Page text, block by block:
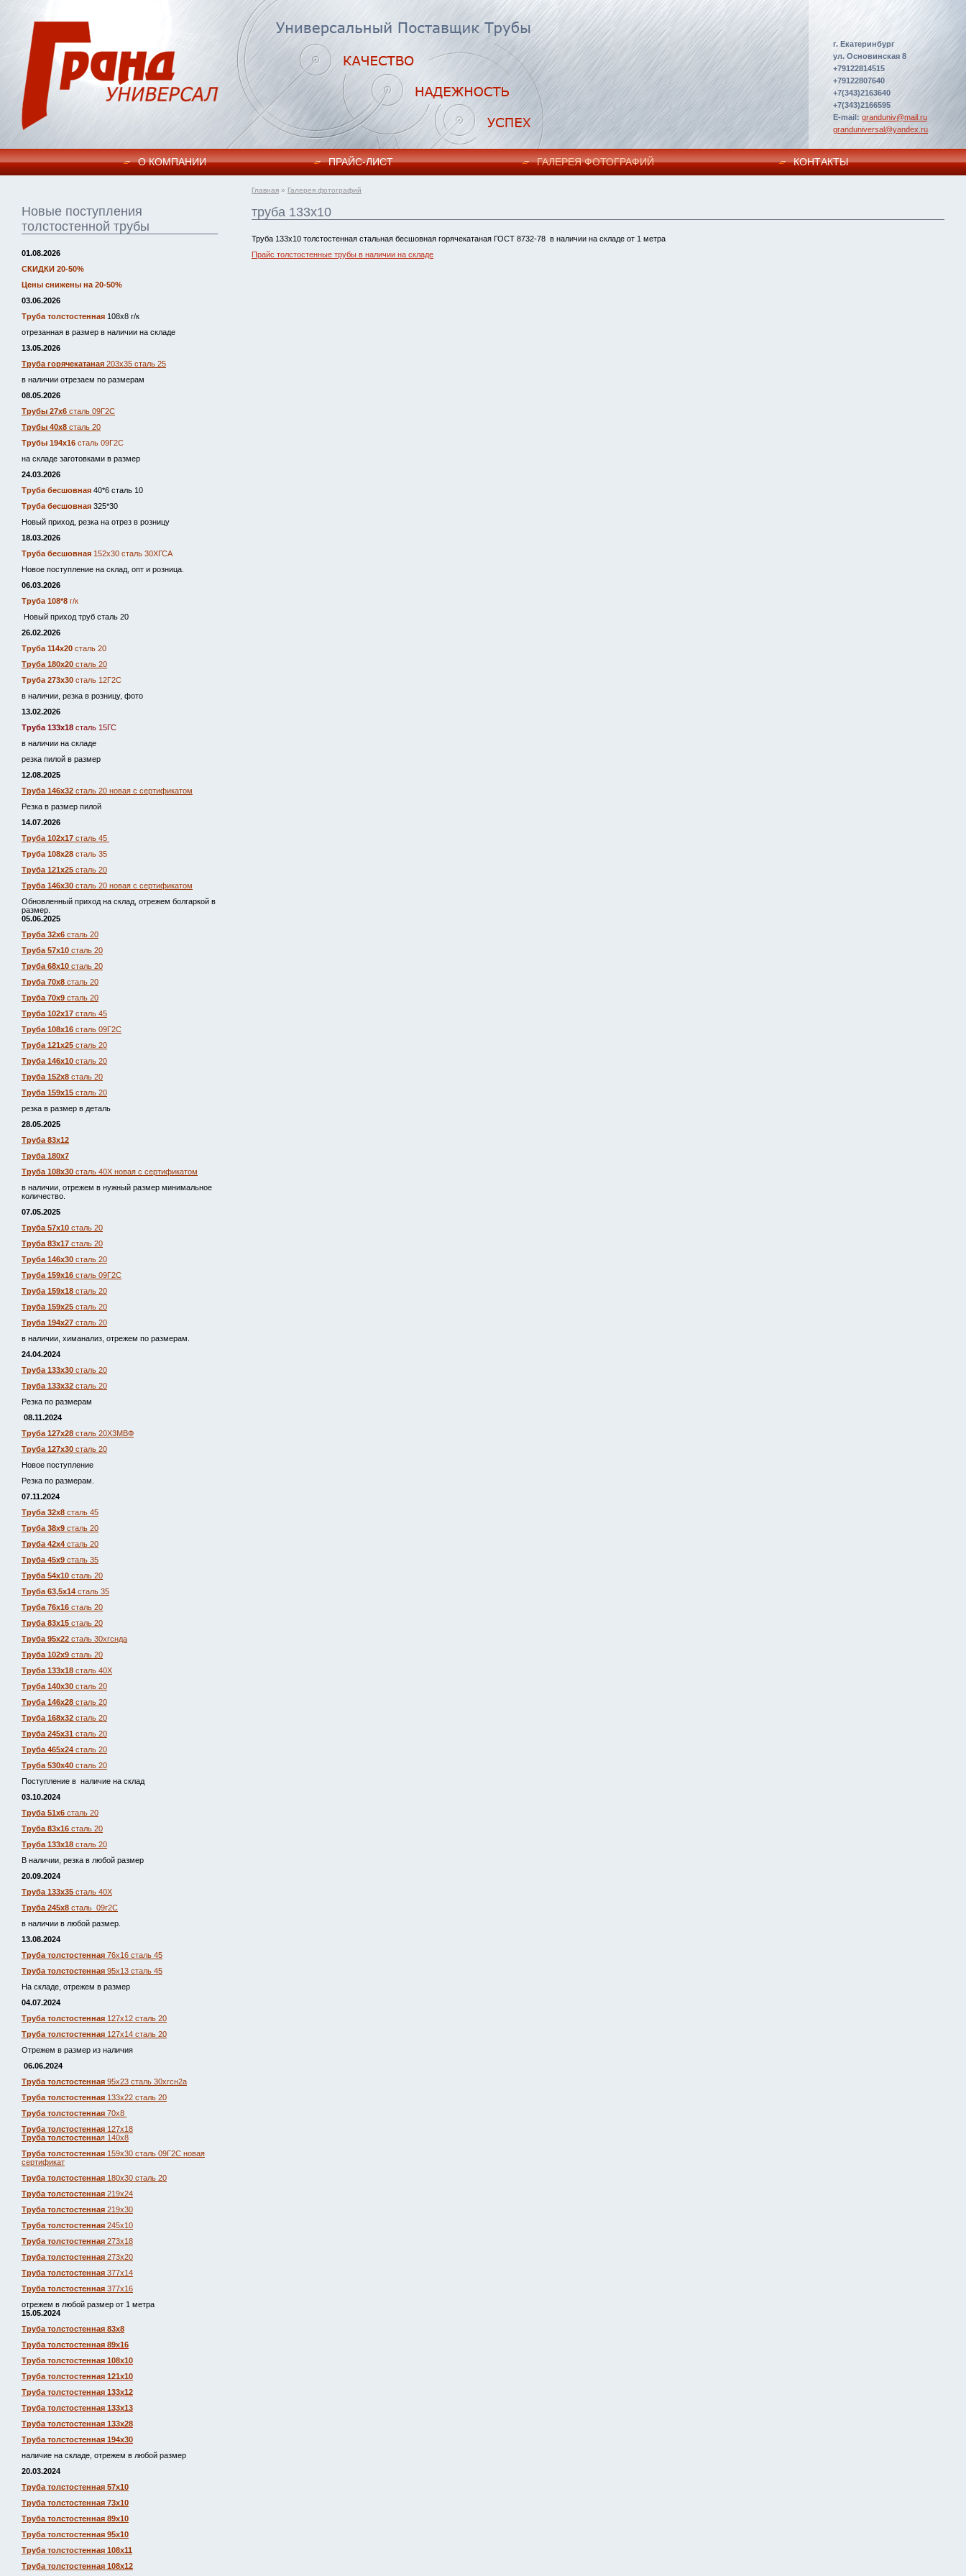
г. Екатеринбург
ул. Основинская 8
+79122814515
+79122807640
+7(343)2163640
+7(343)2166595
E-mail: granduniv@mail.ru
granduniversal@yandex.ru
О КОМПАНИИ ПРАЙC-ЛИСТ ГАЛЕРЕЯ ФОТОГРАФИЙ КОНТАКТЫ
Новые поступления
толстостенной трубы
01.08.2026
СКИДКИ 20-50%
Цены снижены на 20-50%
03.06.2026
Труба толстостенная 108х8 г/к
отрезанная в размер в наличии на складе
13.05.2026
Труба горячекатаная 203х35 сталь 25
в наличии отрезаем по размерам
08.05.2026
Трубы 27х6 сталь 09Г2С
Трубы 40х8 сталь 20
Трубы 194х16 сталь 09Г2С
на складе заготовками в размер
24.03.2026
Труба бесшовная 40*6 сталь 10
Труба бесшовная 325*30
Новый приход, резка на отрез в розницу
18.03.2026
Труба бесшовная 152х30 сталь 30ХГСА
Новое поступление на склад, опт и розница.
06.03.2026
Труба 108*8 г/к
Новый приход труб сталь 20
26.02.2026
Труба 114х20 сталь 20
Труба 180х20 сталь 20
Труба 273х30 сталь 12Г2С
в наличии, резка в розницу, фото
13.02.2026
Труба 133х18 сталь 15ГС
в наличии на складе
резка пилой в размер
12.08.2025
Труба 146х32 сталь 20 новая с сертификатом
Резка в размер пилой
14.07.2026
Труба 102х17 сталь 45
Труба 108х28 сталь 35
Труба 121х25 сталь 20
Труба 146х30 сталь 20 новая с сертификатом
Обновленный приход на склад, отрежем болгаркой в
размер.
05.06.2025
Труба 32х6 сталь 20
Труба 57х10 сталь 20
Труба 68х10 сталь 20
Труба 70х8 сталь 20
Труба 70х9 сталь 20
Труба 102х17 сталь 45
Труба 108х16 сталь 09Г2С
Труба 121х25 сталь 20
Труба 146х10 сталь 20
Труба 152х8 сталь 20
Труба 159х15 сталь 20
резка в размер в деталь
28.05.2025
Труба 83х12
Труба 180х7
Труба 108х30 сталь 40Х новая с сертификатом
в наличии, отрежем в нужный размер минимальное
количество.
07.05.2025
Труба 57х10 сталь 20
Труба 83х17 сталь 20
Труба 146х30 сталь 20
Труба 159х16 сталь 09Г2С
Труба 159х18 сталь 20
Труба 159х25 сталь 20
Труба 194х27 сталь 20
в наличии, химанализ, отрежем по размерам.
24.04.2024
Труба 133х30 сталь 20
Труба 133х32 сталь 20
Резка по размерам
08.11.2024
Труба 127х28 сталь 20Х3МВФ
Труба 127х30 сталь 20
Новое поступление
Резка по размерам.
07.11.2024
Труба 32х8 сталь 45
Труба 38х9 сталь 20
Труба 42х4 сталь 20
Труба 45х9 сталь 35
Труба 54х10 сталь 20
Труба 63,5х14 сталь 35
Труба 76х16 сталь 20
Труба 83х15 сталь 20
Труба 95х22 сталь 30хгснда
Труба 102х9 сталь 20
Труба 133х18 сталь 40Х
Труба 140х30 сталь 20
Труба 146х28 сталь 20
Труба 168х32 сталь 20
Труба 245х31 сталь 20
Труба 465х24 сталь 20
Труба 530х40 сталь 20
Поступление в наличие на склад
03.10.2024
Труба 51х6 сталь 20
Труба 83х16 сталь 20
Труба 133х18 сталь 20
В наличии, резка в любой размер
20.09.2024
Труба 133х35 сталь 40Х
Труба 245х8 сталь 09г2С
в наличии в любой размер.
13.08.2024
Труба толстостенная 76х16 сталь 45
Труба толстостенная 95х13 сталь 45
На складе, отрежем в размер
04.07.2024
Труба толстостенная 127х12 сталь 20
Труба толстостенная 127х14 сталь 20
Отрежем в размер из наличия
06.06.2024
Труба толстостенная 95х23 сталь 30хгсн2а
Труба толстостенная 133х22 сталь 20
Труба толстостенная 70х8
Труба толстостенная 127х18
Труба толстостенная 140х8
Труба толстостенная 159х30 сталь 09Г2С новая
сертификат
Труба толстостенная 180х30 сталь 20
Труба толстостенная 219х24
Труба толстостенная 219х30
Труба толстостенная 245х10
Труба толстостенная 273х18
Труба толстостенная 273х20
Труба толстостенная 377х14
Труба толстостенная 377х16
отрежем в любой размер от 1 метра
15.05.2024
Труба толстостенная 83х8
Труба толстостенная 89х16
Труба толстостенная 108х10
Труба толстостенная 121х10
Труба толстостенная 133х12
Труба толстостенная 133х13
Труба толстостенная 133х28
Труба толстостенная 194х30
наличие на складе, отрежем в любой размер
20.03.2024
Труба толстостенная 57х10
Труба толстостенная 73х10
Труба толстостенная 89х10
Труба толстостенная 95х10
Труба толстостенная 108х11
Труба толстостенная 108х12
Главная » Галерея фотографий
труба 133х10
Труба 133х10 толстостенная стальная бесшовная горячекатаная ГОСТ 8732-78 в наличии на складе от 1 метра
Прайс толстостенные трубы в наличии на складе